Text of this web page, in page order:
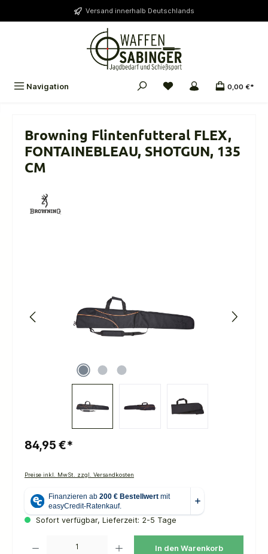
Versand innerhalb Deutschlands
Navigation 0,00 €*
Browning Flintenfutteral FLEX,
FONTAINEBLEAU, SHOTGUN, 135
CM
84,95 €*
Preise inkl. MwSt. zzgl. Versandkosten
Sofort verfügbar, Lieferzeit: 2-5 Tage
In den Warenkorb